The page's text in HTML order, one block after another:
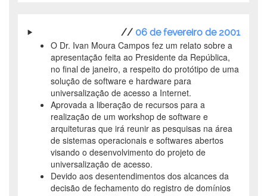
// 06 de fevereiro de 2001
O Dr. Ivan Moura Campos fez um relato sobre a
apresentação feita ao Presidente da República,
no final de janeiro, a respeito do protótipo de uma
solução de software e hardware para
universalização de acesso a Internet.
Aprovada a liberação de recursos para a
realização de um workshop de software e
arquiteturas que irá reunir as pesquisas na área
de sistemas operacionais e softwares abertos
visando o desenvolvimento do projeto de
universalização de acesso.
Devido aos desentendimentos dos alcances da
decisão de fechamento do registro de domínios